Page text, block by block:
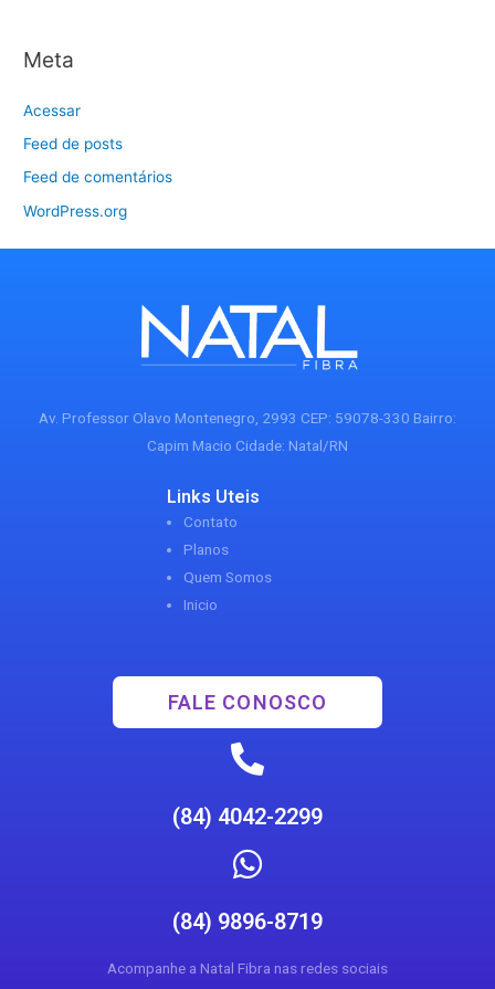
Meta
Acessar
Feed de posts
Feed de comentários
WordPress.org
Av. Professor Olavo Montenegro, 2993 CEP: 59078-330 Bairro:
Capim Macio Cidade: Natal/RN
Links Uteis
Contato
Planos
Quem Somos
Inicio
FALE CONOSCO
(84) 4042-2299
(84) 9896-8719
Acompanhe a Natal Fibra nas redes sociais